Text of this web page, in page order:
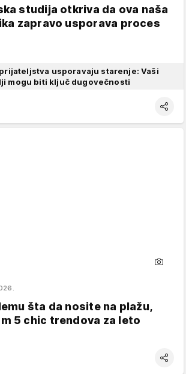
studija otkriva da ova naša
zapravo usporava proces
usporavaju starenje: Vaši
mogu biti ključ dugovečnosti
šta da nosite na plažu,
5 chic trendova za leto